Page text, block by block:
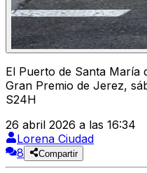
El Puerto de Santa María
Gran Premio de Jerez,
S24H
26 abril 2026 a las 16:34
Lorena Ciudad
8
Compartir